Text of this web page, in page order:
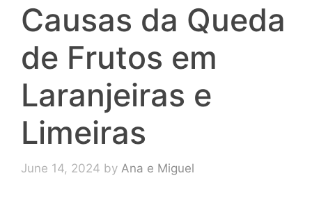
Causas da Queda
de Frutos em
Laranjeiras e
Limeiras
June 14, 2024 by Ana e Miguel